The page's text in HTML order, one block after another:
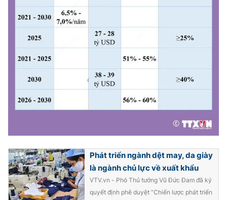
Infographic
Video Shorts video
VTV Sức khoẻ Bất động sản
VTV4 Vươn mình bằng AI
VTV9 VTV8
Phát triển ngành dệt may, da giày
là ngành chủ lực về xuất khẩu
VTV.vn - Phó Thủ tướng Vũ Đức Đam đã ký
quyết định phê duyệt “Chiến lược phát triển